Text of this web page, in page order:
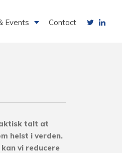
Events Contact
talt at
helst i verden.
vi reducere